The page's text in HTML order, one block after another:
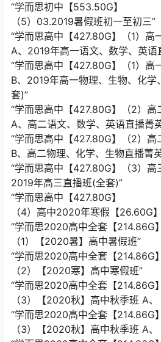
“学而思初中【553.50G】
（5）03.2019暑假班初一至初三”
“学而思高中【427.80G】（1）高
A、2019年高一语文、数学、英语
“学而思高中【427.80G】（1）高
B、2019年高一物理、生物、化
套)”
“学而思高中【427.80G】（2）高
A、高二语文、数学、英语直播菁
“学而思高中【427.80G】（2）高
B、高二物理、化学、生物直播菁
“学而思高中【427.80G】（3）高
2019年高三直播班(全套)”
“学而思高中【427.80G】
（4）高中2020年寒假【26.60G
“学而思2020高中全套【214.86G】
（1）【2020暑】高中暑假班”
“学而思2020高中全套【214.86G】
（2）【2020寒】高中寒假班”
“学而思2020高中全套【214.86G】
（3）【2020秋】高中秋季班 A
“学而思2020高中全套【214.86G】
（3）【2020秋】高中秋季班 A